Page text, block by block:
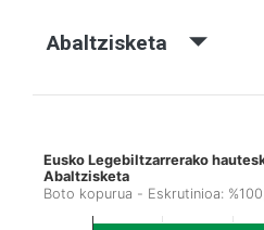
Abaltzisketa
Eusko Legebiltzarrerako
Abaltzisketa
Boto kopurua - Eskrutinioa: